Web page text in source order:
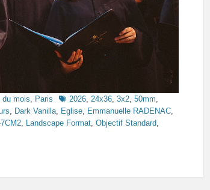
du mois, Paris Tags2026, 24x36, 3x2, 50mm,
, Dark Vanilla, Eglise, Emmanuelle RADENAC,
7CM2, Landscape Format, Objectif Standard,